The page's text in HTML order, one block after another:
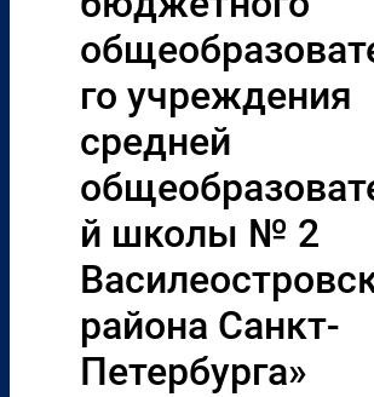
го учреждения
средней
й школы № 2
района Санкт-
Петербурга»